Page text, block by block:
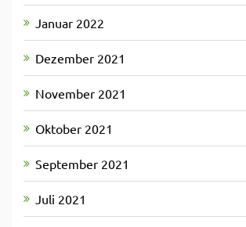
Januar 2022
Dezember 2021
November 2021
Oktober 2021
September 2021
Juli 2021